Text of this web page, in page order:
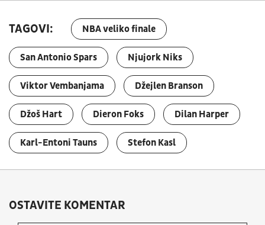
TAGOVI: NBA veliko finale
San Antonio Spars Njujork Niks
Viktor Vembanjama Džejlen Branson
Džoš Hart Dieron Foks Dilan Harper
Karl-Entoni Tauns Stefon Kasl
OSTAVITE KOMENTAR